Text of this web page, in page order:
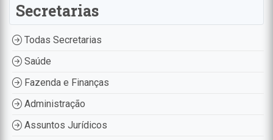
Secretarias
Todas Secretarias
Saúde
Fazenda e Finanças
Administração
Assuntos Jurídicos